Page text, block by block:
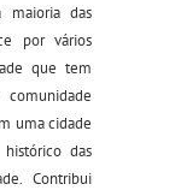
maioria das
por vários
que tem
uma cidade
das
Contribui